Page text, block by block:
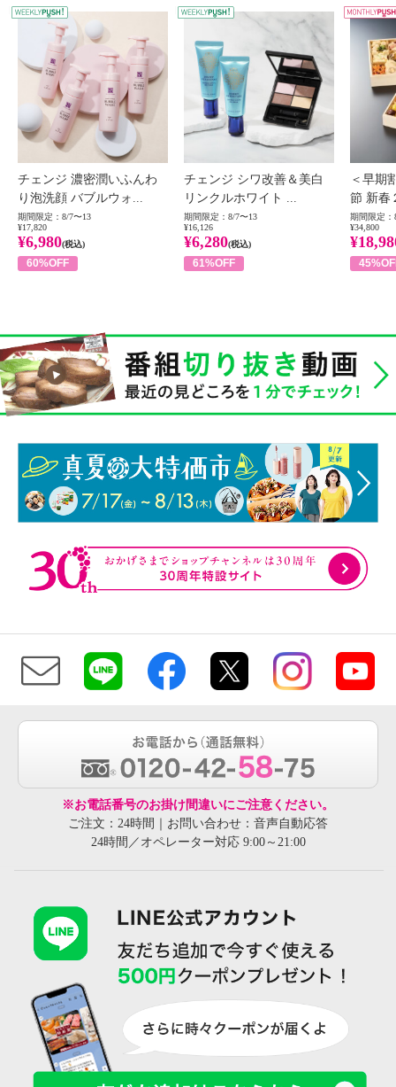
WEEKLY PUSH
チェンジ 濃密潤いふんわ
り泡洗顔 バブルウォ...
期間限定：8/7〜13
¥17,820
¥6,980(税込)
60%OFF
チェンジ シワ改善＆美白
リンクルホワイト ...
期間限定：8/7〜13
¥16,126
¥6,280(税込)
61%OFF
＜早期
節 新春
期間限定：
¥34,800
※お電話番号のお掛け間違いにご注意ください。
ご注文：24時間｜お問い合わせ：音声自動応答
24時間／オペレーター対応 9:00～21:00